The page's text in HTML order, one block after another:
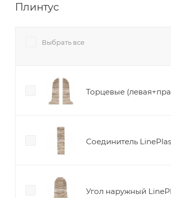
Плинтус
Выбрать все
Торцевые
Соединитель
Угол наружный